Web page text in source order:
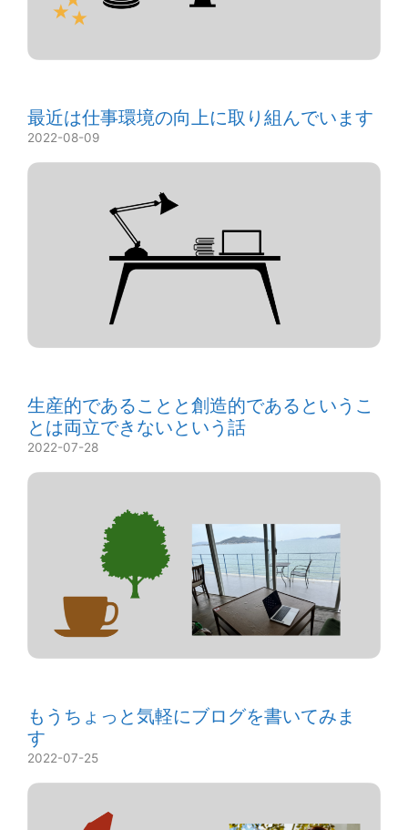
最近は仕事環境の向上に取り組んでいます
2022-08-09
生産的であることと創造的であるというこ
とは両立できないという話
2022-07-28
もうちょっと気軽にブログを書いてみま
す
2022-07-25